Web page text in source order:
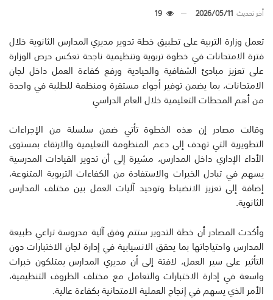
أخر تحديث 2026/05/11
19
تعمل وزارة التربية على تطبيق خطة تدوير مديري المدارس الثانوية خلال
فترة الامتحانات في خطوة تربوية وتنظيمية ناجحة تعكس حرص الوزارة
على تعزيز مبادئ الشفافية والحيادية ورفع كفاءة العمل داخل لجان
الامتحانات، بما يضمن توفير أجواء مستقرة ومنظمة للطلبة في واحدة
من أهم المحطات التعليمية خلال العام الدراسي
وقالت مصادر إن هذه الخطوة تأتي ضمن سلسلة من الإجراءات
التطويرية التي تهدف إلى دعم المنظومة التعليمية والارتقاء بمستوى
الأداء الإداري داخل المدارس، مشيرة إلى أن تدوير القيادات المدرسية
يسهم في تبادل الخبرات والاستفادة من الكفاءات التربوية المتنوعة،
إضافة إلى تعزيز الانضباط وتوحيد آليات العمل بين مختلف المدارس
الثانوية.
وأكدت المصادر أن خطة التدوير ستتم وفق آلية مدروسة تراعي طبيعة
المدارس واحتياجاتها بما يحقق الانسيابية في إدارة لجان الاختبارات دون
التأثير على سير العمل، لافتة إلى أن مديري المدارس يمتلكون خبرات
واسعة في إدارة الاختبارات والتعامل مع مختلف الظروف التنظيمية،
الأمر الذي يسهم في إنجاح العملية الامتحانية بكفاءة عالية.